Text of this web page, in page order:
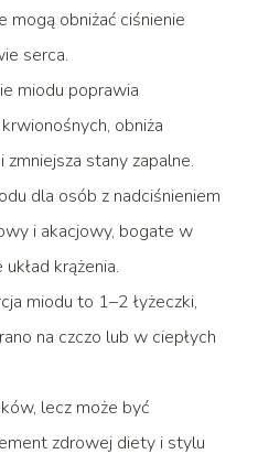
mogą obniżać ciśnienie
serca.
miodu poprawia
obniża
stany zapalne.
dla osób z nadciśnieniem
i akacjowy, bogate w
krążenia.
miodu to 1–2 łyżeczki,
na czczo lub w ciepłych
lecz może być
zdrowej diety i stylu